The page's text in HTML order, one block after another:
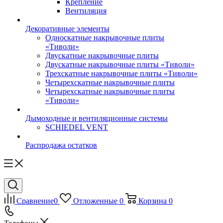
Крепление
Вентиляция
Декоративные элементы
Односкатные накрывочные плиты
«Тиволи»
Двускатные накрывочные плиты
Двускатные накрывочные плиты «Тиволи»
Трехскатные накрывочные плиты «Тиволи»
Четырехскатные накрывочные плиты
Четырехскатные накрывочные плиты
«Тиволи»
Дымоходные и вентиляционные системы
SCHIEDEL VENT
Распродажа остатков
Сравнение0 Отложенные 0 Корзина 0